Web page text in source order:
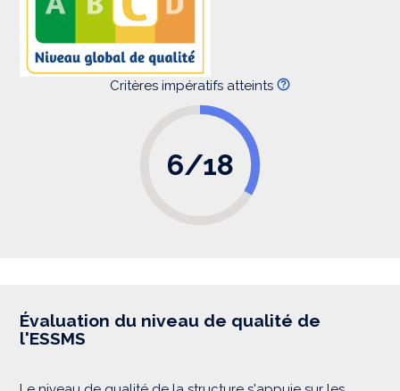
Critères impératifs atteints
6/18
Évaluation du niveau de qualité de
l'ESSMS